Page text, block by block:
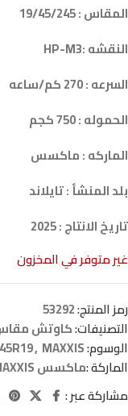
المقاس : 19/45/245
النقشه :HP-M3
السرعه : 270 كم/ساعه
الحموله : 750 كجم
الماركه : ماكسس
بلد المنشأ : تايلاند
تاريخ الانتاج : 2025
غير متوفر في المخزون
رمز المنتج:53292
التصنيفات:كاوتش مقاس
الوسوم:
, MAXXIS
الماركة :ماكسس MAXXIS
مشاركة عبر :